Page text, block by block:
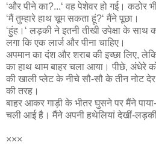
‘और पीने का?...‘ वह पेशेवर हो गई। कठोर
‘मैं तुम्हारे हाथ चूम सकता हूं?‘ मैंने पूछा।
‘हुंह।‘ लड़की ने इतनी तीखी उपेक्षा के साथ
लगा कि एक लार्ज और पीना चाहिए।
अपमान का दंश और शराब की इच्छा लिए,
का हाथ थाम बाहर चला आया। पीछे, अंधेरे
की खाली प्लेट के नीचे सौ-सौ के तीन नोट
की तरह।
बाहर आकर गाड़ी के भीतर घुसने पर मैंने
चली आई है। मैंने अपनी हथेलियां देखीं-लड़की
×××